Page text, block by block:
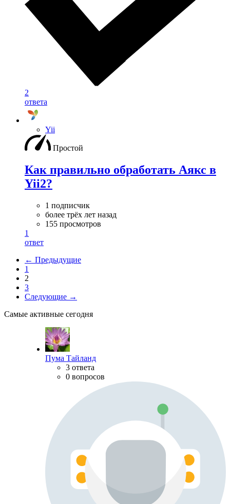
2
ответа
Yii
Простой
Как правильно обработать Аякс в
Yii2?
1 подписчик
более трёх лет назад
155 просмотров
1
ответ
← Предыдущие
1
2
3
Следующие →
Самые активные сегодня
Пума Тайланд
3 ответа
0 вопросов